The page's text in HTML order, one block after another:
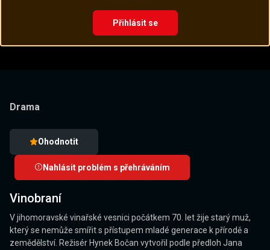
Přihlásit se
Drama
Ohodnotit
Nahlásit problém s přehráváním
Vinobraní
V jihomoravské vinařské vesnici počátkem 70. let žije starý muž,
který se nemůže smířit s přístupem mladé generace k přírodě a
zemědělství. Režisér Hynek Bočan vytvořil podle předloh Jana